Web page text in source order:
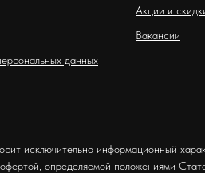
данных
Акции и
Вакансии
исключительно информационный
определяемой положениями